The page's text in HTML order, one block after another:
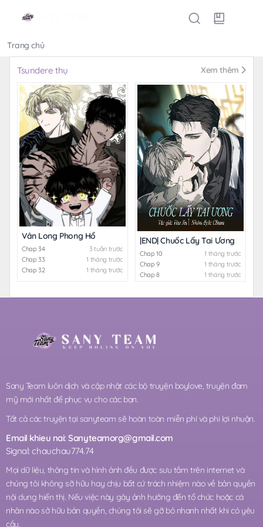
Trang chủ
Tsundere thụ Xem thêm
Vân Long Phong Hổ
Chap 34
3 tuần trước
Chap 33
1 tháng trước
Chap 32
1 tháng trước
|END| Chuốc Lấy Tai Ương
Chap 10
1 tháng trước
Chap 9
1 tháng trước
Chap 8
1 tháng trước
Sany Team luôn dịch và cập nhật các bộ truyện boylove, truyện đam
mỹ mới nhất để phục vụ cho các bạn.
Tất cả các truyện tại sanyteam sẽ hoàn toàn miễn phí và phi lợi nhuận.
Email khieu nai:Sanyteamorg@gmail.com
Signal: chauchau774.74
Mọi dữ liệu, thông tin và hình ảnh đều được sưu tầm trên internet và
chúng tôi không sỡ hữu hay chịu bất cứ trách nhiệm nào về bản quyền
nội dung hiển thị. Nếu việc này gây ảnh hưởng đến tổ chức hoặc cá
nhân nào sở hữu bản quyền, chúng tôi sẽ gỡ bỏ nhanh nhất khi có yêu
cầu.